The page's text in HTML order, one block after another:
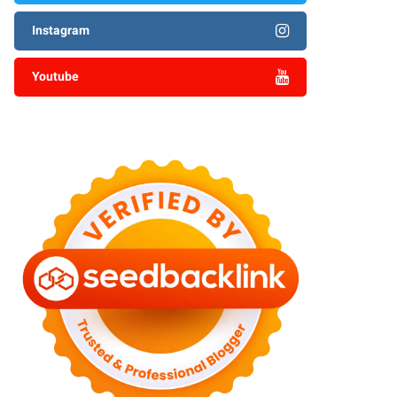
Instagram
Youtube